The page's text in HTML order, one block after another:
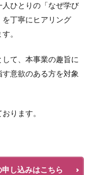
ひとりの「なぜ学び
丁寧にヒアリング
。
て、本事業の趣旨に
意欲のある方を対象
ります。
し込みはこちら